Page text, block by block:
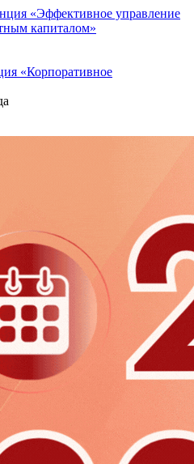
«Эффективное управление
капиталом»
«Корпоративное